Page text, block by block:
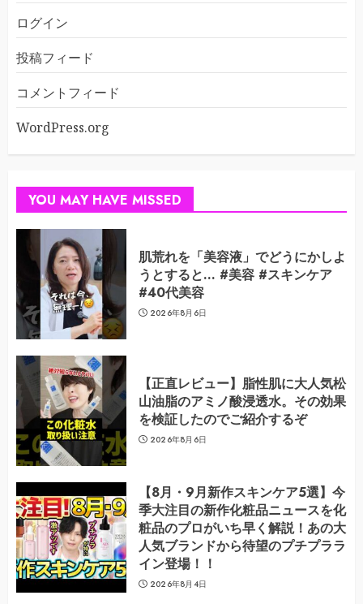
ログイン
投稿フィード
コメントフィード
WordPress.org
YOU MAY HAVE MISSED
肌荒れを「美容液」でどうにかしよ
うとすると… #美容 #スキンケア
#40代美容
2026年8月6日
【正直レビュー】脂性肌に大人気松
山油脂のアミノ酸浸透水。その効果
を検証したのでご紹介するぞ
2026年8月6日
【8月・9月新作スキンケア5選】今
季大注目の新作化粧品ニュースを化
粧品のプロがいち早く解説！あの大
人気ブランドから待望のプチプララ
イン登場！！
2026年8月4日